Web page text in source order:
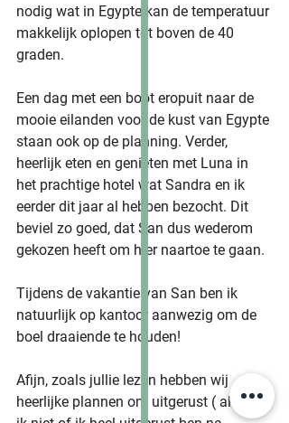
nodig wat in Egypte kan de temperatuur
makkelijk oplopen tot boven de 40
graden.
Een dag met een boot eropuit naar de
mooie eilanden voor de kust van Egypte
staan ook op de planning. Verder,
heerlijk eten en genieten met Luna in
het prachtige hotel wat Sandra en ik
eerder dit jaar al hebben bezocht. Dit
beviel zo goed, dat San dus wederom
gekozen heeft om hier naartoe te gaan.
Tijdens de vakantie van San ben ik
natuurlijk op kantoor aanwezig om de
boel draaiende te houden!
Afijn, zoals jullie lezen hebben wij
heerlijke plannen om uitgerust ( al weet